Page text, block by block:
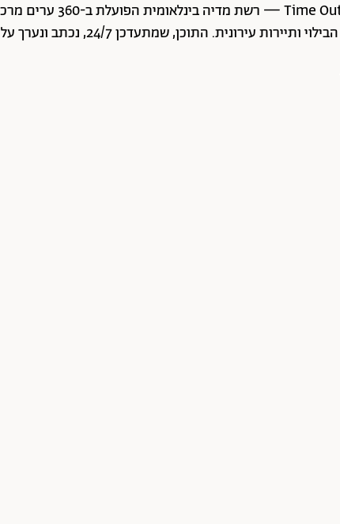
ממקורות התוכן המקיפים והאמינים